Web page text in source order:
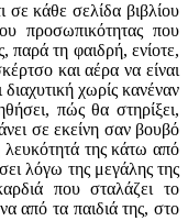
κάθε σελίδα βιβλίου
προσωπικότητας που
παρά τη φαιδρή, ενίοτε,
και αέρα να είναι
χωρίς κανέναν
πώς θα στηρίξει,
σε εκείνη σαν βουβό
της κάτω από
λόγω της μεγάλης της
που σταλάζει το
από τα παιδιά της, στο